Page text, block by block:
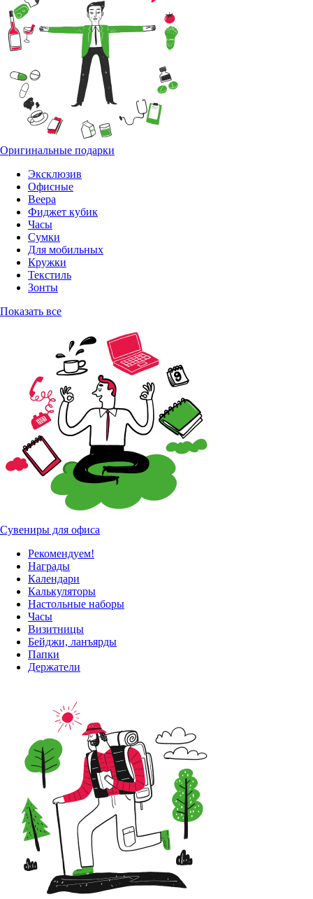
Оригинальные подарки
Эксклюзив
Офисные
Веера
Фиджет кубик
Часы
Сумки
Для мобильных
Кружки
Текстиль
Зонты
Показать все
Сувениры для офиса
Рекомендуем!
Награды
Календари
Калькуляторы
Настольные наборы
Часы
Визитницы
Бейджи, ланъярды
Папки
Держатели